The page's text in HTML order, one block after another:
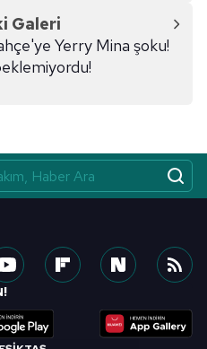
Galeri
Yerry Mina şoku!